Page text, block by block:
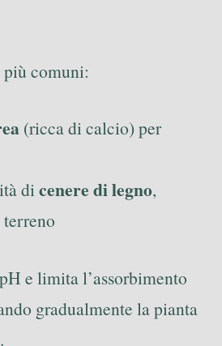
comuni:
(ricca di calcio) per
dicenere di legno,
e limita l’assorbimento
gradualmente la pianta